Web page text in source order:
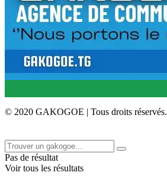
© 2020 GAKOGOE | Tous droits réservés.
Pas de résultat
Voir tous les résultats